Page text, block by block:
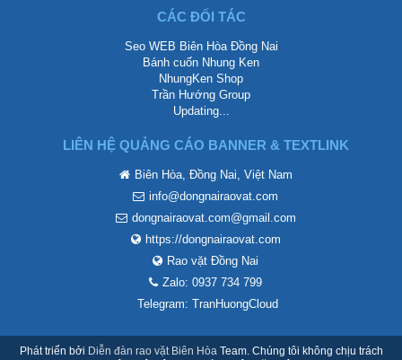
CÁC ĐỐI TÁC
Seo WEB Biên Hòa Đồng Nai
Bánh cuốn Nhung Ken
NhungKen Shop
Trần Hướng Group
Updating...
LIÊN HỆ QUẢNG CÁO BANNER & TEXTLINK
Biên Hòa, Đồng Nai, Việt Nam
info@dongnairaovat.com
dongnairaovat.com@gmail.com
https://dongnairaovat.com
Rao vặt Đồng Nai
Zalo: 0937 734 799
Telegram: TranHuongCloud
Phát triển bởi Diễn đàn rao vặt Biên HòaTeam. Chúng tôi không chịu trách